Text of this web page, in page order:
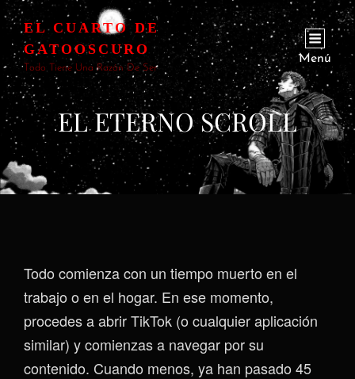
EL CUARTO DE
GATOOSCURO
Todo Tiene Una Razón De Ser
Menú
EL ETERNO SCROLL
Todo comienza con un tiempo muerto en el
trabajo o en el hogar. En ese momento,
procedes a abrir TikTok (o cualquier aplicación
similar) y comienzas a navegar por su
contenido. Cuando menos, ya han pasado 45